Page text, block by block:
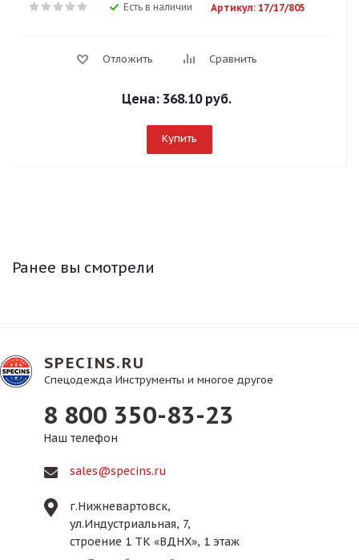
Есть в наличии Артикул: 17/17/805
Отложить Сравнить
Цена: 368.10 руб.
Купить
Ранее вы смотрели
SPECINS.RU
Спецодежда Инструменты и многое другое
8 800 350-83-23
Наш телефон
sales@specins.ru
г.Нижневартовск,
ул.Индустриальная, 7,
строение 1 ТК «ВДНХ», 1 этаж